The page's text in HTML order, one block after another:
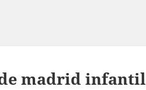
madrid infantil